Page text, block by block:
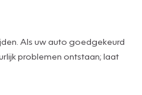
Als uw auto goedgekeurd
problemen ontstaan; laat